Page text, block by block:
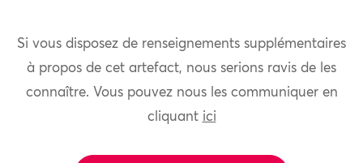
Si vous disposez de renseignements supplémentaires
à propos de cet artefact, nous serions ravis de les
connaître. Vous pouvez nous les communiquer en
cliquant ici